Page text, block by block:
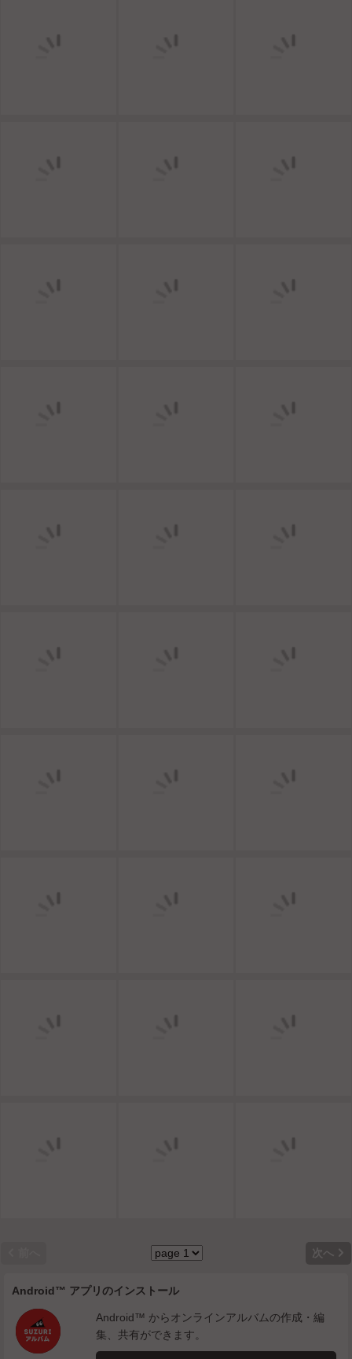
次へ 
Android™ アプリのインストール
Android™ からオンラインアルバムの作成・編
集、共有ができます。